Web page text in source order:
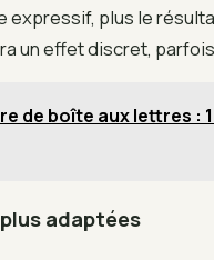
expressif, plus le
un effet discret,
de boîte aux lettres :
adaptées